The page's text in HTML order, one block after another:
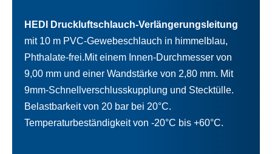
HEDI Druckluftschlauch-Verlängerungsleitung
mit 10 m PVC-Gewebeschlauch in himmelblau,
Phthalate-frei.Mit einem Innen-Durchmesser von
9,00 mm und einer Wandstärke von 2,80 mm. Mit
9mm-Schnellverschlusskupplung und Stecktülle.
Belastbarkeit von 20 bar bei 20°C.
Temperaturbeständigkeit von -20°C bis +60°C.